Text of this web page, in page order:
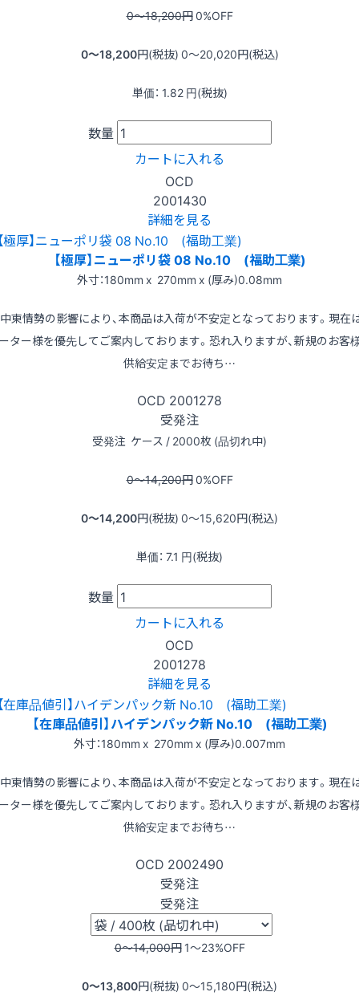
0〜18,200円0%OFF
0〜18,200円(税抜) 0〜20,020円(税込)
単価： 1.82 円(税抜)
数量
カートに入れる
OCD
2001430
詳細を見る
【極厚】ニューポリ袋 08 No.10 (福助工業)
外寸：180mm x 270mm x (厚み)0.08mm
東情勢の影響により、本商品は入荷が不安定となっております。現在
ター様を優先してご案内しております。恐れ入りますが、新規のお客
供給安定までお待ち…
OCD 2001278
受発注
受発注 ケース / 2000枚 (品切れ中)
0〜14,200円0%OFF
0〜14,200円(税抜) 0〜15,620円(税込)
単価： 7.1 円(税抜)
数量
カートに入れる
OCD
2001278
詳細を見る
【在庫品値引】ハイデンパック新 No.10 (福助工業)
外寸：180mm x 270mm x (厚み)0.007mm
東情勢の影響により、本商品は入荷が不安定となっております。現在
ター様を優先してご案内しております。恐れ入りますが、新規のお客
供給安定までお待ち…
OCD 2002490
受発注
受発注
0〜14,000円 1〜23%OFF
0〜13,800円(税抜) 0〜15,180円(税込)